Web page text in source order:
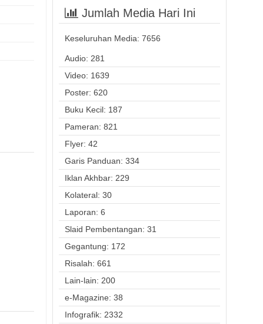
Jumlah Media Hari Ini
Keseluruhan Media: 7656
Audio: 281
Video: 1639
Poster: 620
Buku Kecil: 187
Pameran: 821
Flyer: 42
Garis Panduan: 334
Iklan Akhbar: 229
Kolateral: 30
Laporan: 6
Slaid Pembentangan: 31
Gegantung: 172
Risalah: 661
Lain-lain: 200
e-Magazine: 38
Infografik: 2332